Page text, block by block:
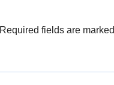
Required fields are marked